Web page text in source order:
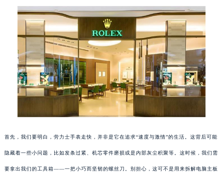
首先，我们要明白，劳力士手表走快，并非是它在追求“速度与激情”的生活。这背后可能
隐藏着一些小问题，比如发条过紧、机芯零件磨损或是内部灰尘积聚等。这时候，我们需
要拿出我们的工具箱——一把小巧而坚韧的螺丝刀。别担心，这可不是用来拆解电脑主板